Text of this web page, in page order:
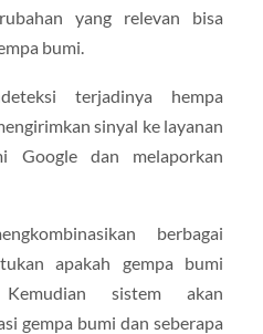
yang relevan bisa
bumi.
terjadinya hempa
sinyal ke layanan
Google dan melaporkan
berbagai
apakah gempa bumi
sistem akan
gempa bumi dan seberapa